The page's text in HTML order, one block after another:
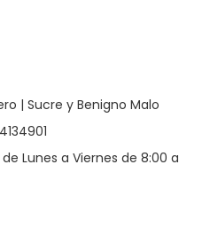
| Sucre y Benigno Malo
Lunes a Viernes de 8:00 a